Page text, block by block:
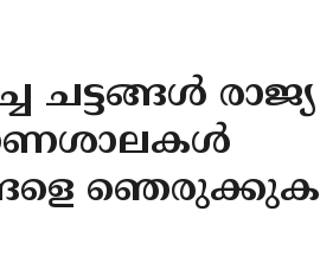
ചട്ടങ്ങൾ രാജ്യ
ഞെരുക്കുക